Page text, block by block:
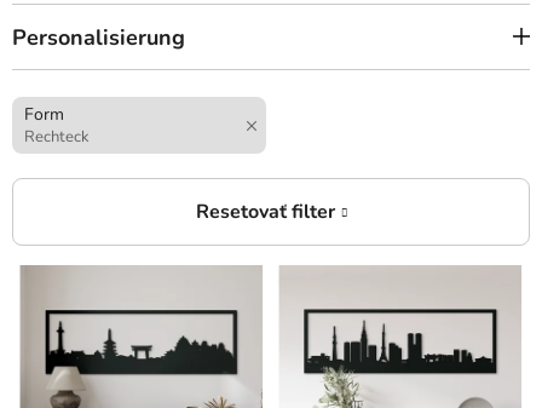
Personalisierung
Form
Rechteck
L